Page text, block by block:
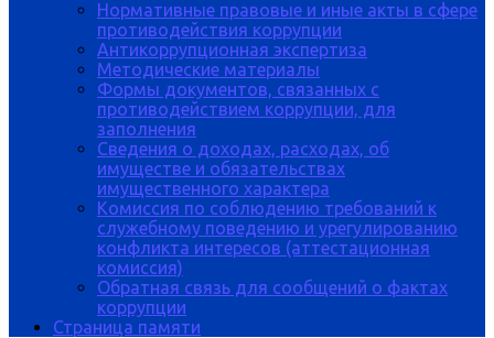
Нормативные правовые и иные акты в сфере
противодействия коррупции
Антикоррупционная экспертиза
Методические материалы
Формы документов, связанных с
противодействием коррупции, для
заполнения
Сведения о доходах, расходах, об
имуществе и обязательствах
имущественного характера
Комиссия по соблюдению требований к
служебному поведению и урегулированию
конфликта интересов (аттестационная
комиссия)
Обратная связь для сообщений о фактах
коррупции
Страница памяти